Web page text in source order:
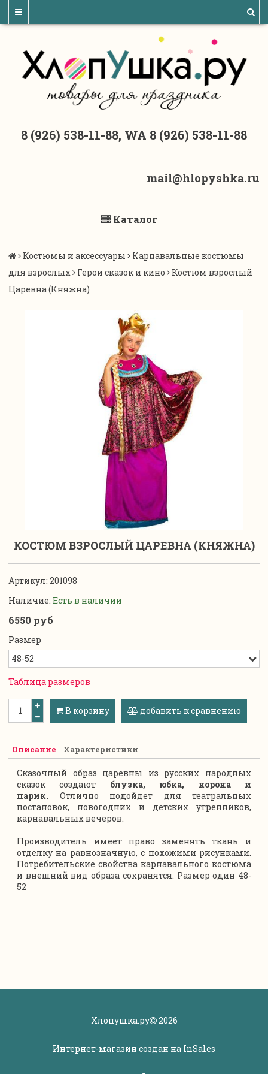
8 (926) 538-11-88, WA 8 (926) 538-11-88
mail@hlopyshka.ru
Каталог
Костюмы и аксессуары
Карнавальные костюмы
для взрослых
Герои сказок и кино
Костюм взрослый
Царевна (Княжна)
КОСТЮМ ВЗРОСЛЫЙ ЦАРЕВНА (КНЯЖНА)
Артикул: 201098
Наличие: Есть в наличии
6550 руб
Размер
Таблица размеров
В корзину добавить к сравнению
Описание Характеристики
Сказочный образ царевны из русских народных
сказок создают блузка, юбка, корона и
парик. Отлично подойдет для театральных
постановок, новогодних и детских утренников,
карнавальных вечеров.
Производитель имеет право заменять ткань и
отделку на равнозначную, с похожими рисунками.
Потребительские свойства карнавального костюма
и внешний вид образа сохранятся. Размер один 48-
52
Хлопушка.ру 2026
Интернет-магазин создан на InSales